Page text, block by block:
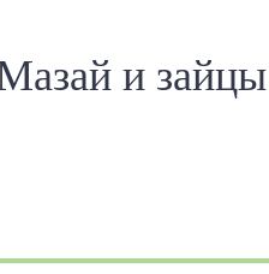
и зайцы